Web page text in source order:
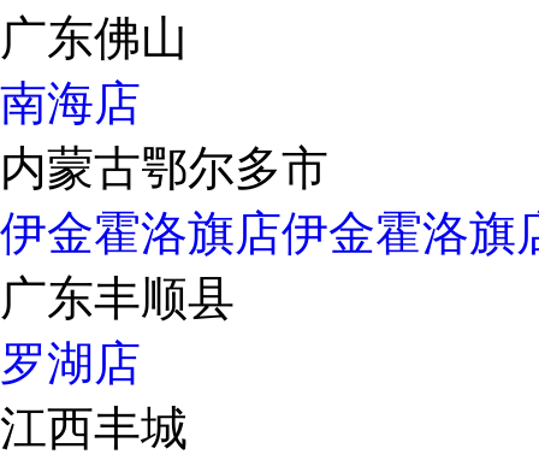
广东佛山
南海店
内蒙古鄂尔多市
伊金霍洛旗店伊金霍洛旗
广东丰顺县
罗湖店
江西丰城